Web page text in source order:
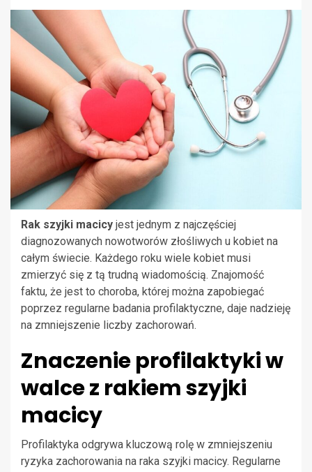
Rak szyjki macicy jest jednym z najczęściej
diagnozowanych nowotworów złośliwych u kobiet na
całym świecie. Każdego roku wiele kobiet musi
zmierzyć się z tą trudną wiadomością. Znajomość
faktu, że jest to choroba, której można zapobiegać
poprzez regularne badania profilaktyczne, daje nadzieję
na zmniejszenie liczby zachorowań.
Znaczenie profilaktyki w
walce z rakiem szyjki
macicy
Profilaktyka odgrywa kluczową rolę w zmniejszeniu
ryzyka zachorowania na raka szyjki macicy. Regularne